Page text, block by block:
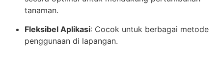
tanaman.
Fleksibel Aplikasi: Cocok untuk berbagai metode
penggunaan di lapangan.